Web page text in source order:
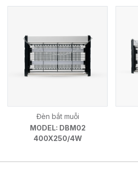
Đèn bắt muỗi
MODEL: DBM02
400X250/4W